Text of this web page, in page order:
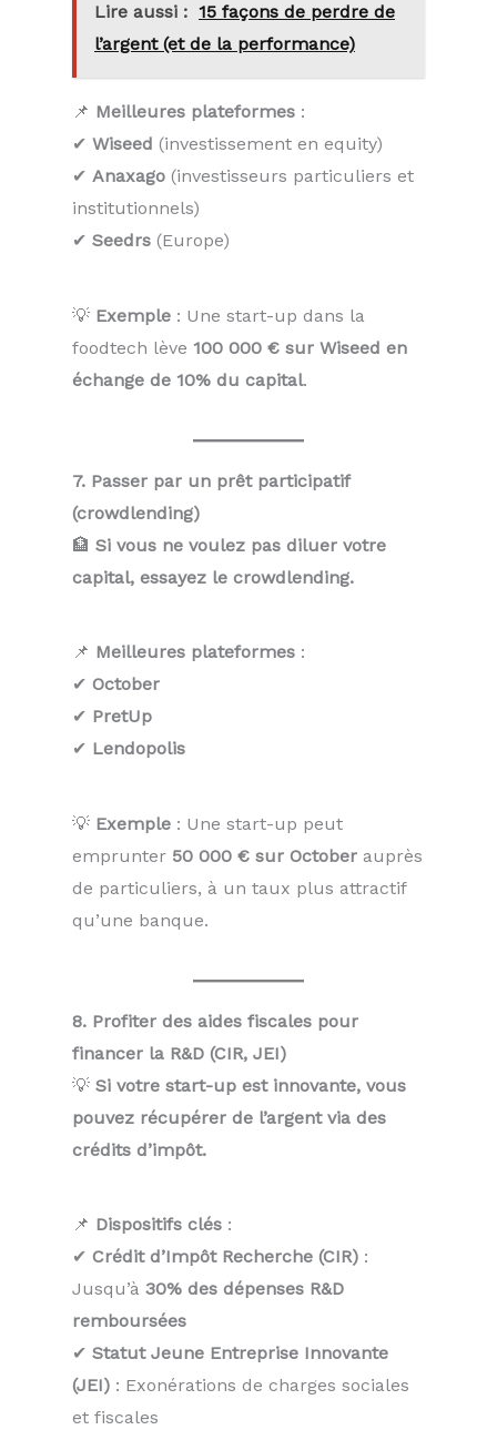
Lire aussi : 15 façons de perdre de
l’argent (et de la performance)
📌 Meilleures plateformes :
✔ Wiseed (investissement en equity)
✔ Anaxago (investisseurs particuliers et
institutionnels)
✔ Seedrs (Europe)
💡 Exemple : Une start-up dans la
foodtech lève 100 000 € sur Wiseed en
échange de 10% du capital.
7. Passer par un prêt participatif
(crowdlending)
🏦 Si vous ne voulez pas diluer votre
capital, essayez le crowdlending.
📌 Meilleures plateformes :
✔ October
✔ PretUp
✔ Lendopolis
💡 Exemple : Une start-up peut
emprunter 50 000 € sur October auprès
de particuliers, à un taux plus attractif
qu’une banque.
8. Profiter des aides fiscales pour
financer la R&D (CIR, JEI)
💡 Si votre start-up est innovante, vous
pouvez récupérer de l’argent via des
crédits d’impôt.
📌 Dispositifs clés :
✔ Crédit d’Impôt Recherche (CIR) :
Jusqu’à 30% des dépenses R&D
remboursées
✔ Statut Jeune Entreprise Innovante
(JEI) : Exonérations de charges sociales
et fiscales